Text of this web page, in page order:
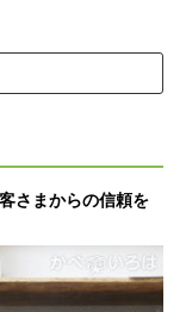
さまからの信頼を